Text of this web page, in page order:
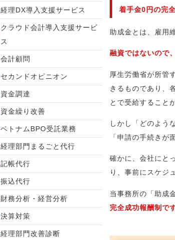
経理DX導入支援サービス
クラウド会計導入支援サービ
ス
会計顧問
セカンドオピニオン
資金調達
資金繰り改善
ベトナムBPO受託業務
経理部門まるごと代行
記帳代行
振込代行
財務分析・経営分析
決算対策
経理部門改善診断
着手金0円の完
助成金とは、雇用
融資ではないので
厚生労働省が所管
きるものであり、
とで受給すること
しかし「どのよう
「申請の手続きが
確かに、会社にと
り、事前にスケジ
当事務所の「助成
完全成功報酬制で